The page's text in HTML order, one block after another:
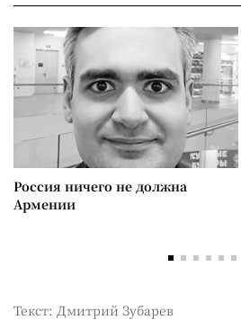
Россия ничего не должна
Армении
Текст: Дмитрий Зубарев